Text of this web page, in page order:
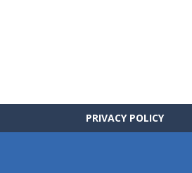
PRIVACY POLICY